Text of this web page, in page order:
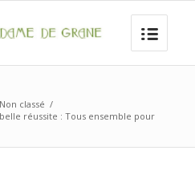
Non classé /
réussite : Tous ensemble pour